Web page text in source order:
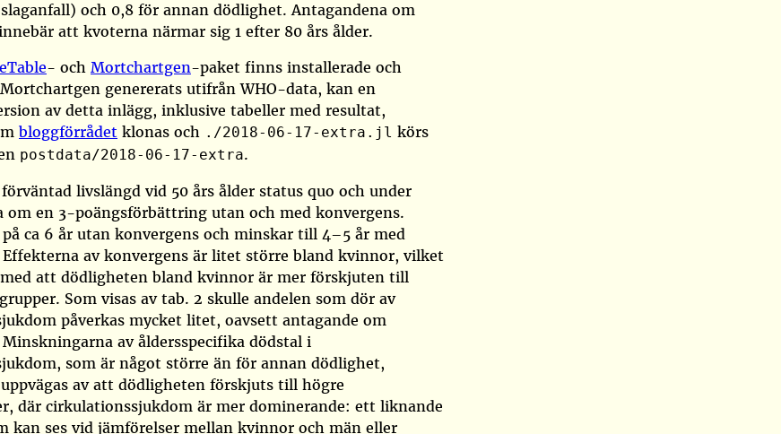
och 0,8 för annan dödlighet. Antagandena om
att kvoterna närmar sig 1 efter 80 års ålder.
- och Mortchartgen-paket finns installerade och
genererats utifrån WHO-data, kan en
av detta inlägg, inklusive tabeller med resultat,
bloggförrådet klonas och ./2018-06-17-extra.jl körs
postdata/2018-06-17-extra.
livslängd vid 50 års ålder status quo och under
om en 3-poängsförbättring utan och med konvergens.
ca 6 år utan konvergens och minskar till 4–5 år med
Effekterna av konvergens är litet större bland kvinnor, vilket
att dödligheten bland kvinnor är mer förskjuten till
Som visas av tab. 2 skulle andelen som dör av
påverkas mycket litet, oavsett antagande om
av åldersspecifika dödstal i
som är något större än för annan dödlighet,
av att dödligheten förskjuts till högre
där cirkulationssjukdom är mer dominerande: ett liknande
kan ses vid jämförelser mellan kvinnor och män eller